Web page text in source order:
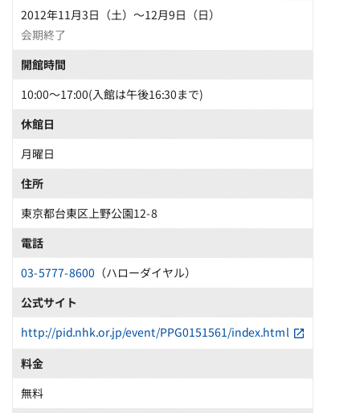
2012年11月3日（土）～12月9日（日）
会期終了
開館時間
10:00～17:00(入館は午後16:30まで)
休館日
月曜日
住所
東京都台東区上野公園12-8
電話
03-5777-8600 （ハローダイヤル）
公式サイト
http://pid.nhk.or.jp/event/PPG0151561/index.html
料金
無料